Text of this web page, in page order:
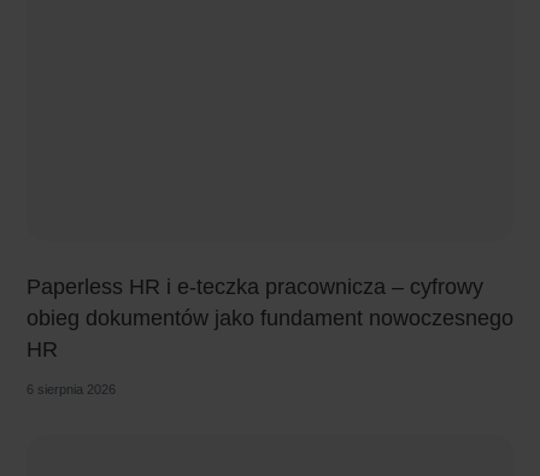
Paperless HR i e-teczka pracownicza – cyfrowy
obieg dokumentów jako fundament nowoczesnego
HR
6 sierpnia 2026